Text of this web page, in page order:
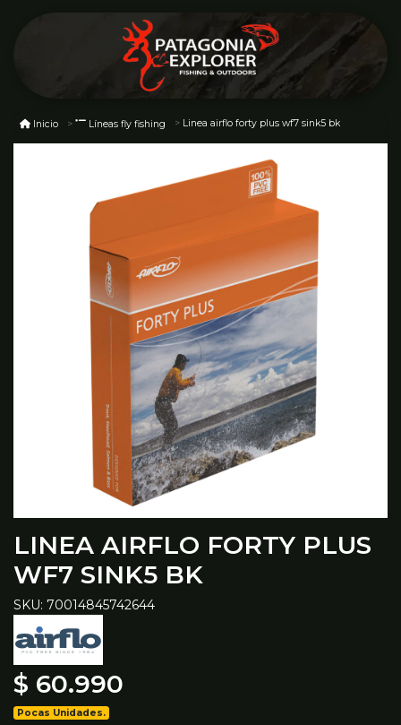
Inicio Líneas fly fishing Linea airflo forty plus wf7 sink5 bk
LINEA AIRFLO FORTY PLUS
WF7 SINK5 BK
SKU: 70014845742644
$ 60.990
Pocas Unidades.